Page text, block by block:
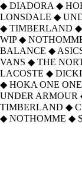
◆ DIADORA ◆
LONSDALE ◆
◆ TIMBERLAND ◆
WIP ◆
BALANCE ◆
VANS ◆ THE
LACOSTE ◆
◆ HOKA ONE ONE
UNDER ARMOUR
TIMBERLAND ◆
◆ NOTHOMME ◆